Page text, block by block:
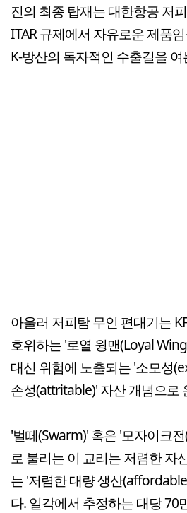
진의 최종 탑재는 대한항공 저
ITAR 규제에서 자유로운 제품
K-방산의 독자적인 수출길을
아울러 저피탐 무인 편대기는
호위하는 '로열 윙맨(Loyal
대신 위험에 노출되는 '소모성
손성(attritable)' 자산 개념으로
'벌떼(Swarm)' 혹은 '모자이크
로 불리는 이 교리는 저렴한 자
는 '저렴한 대량 생산
다. 일각에서 추정하는 대당 70